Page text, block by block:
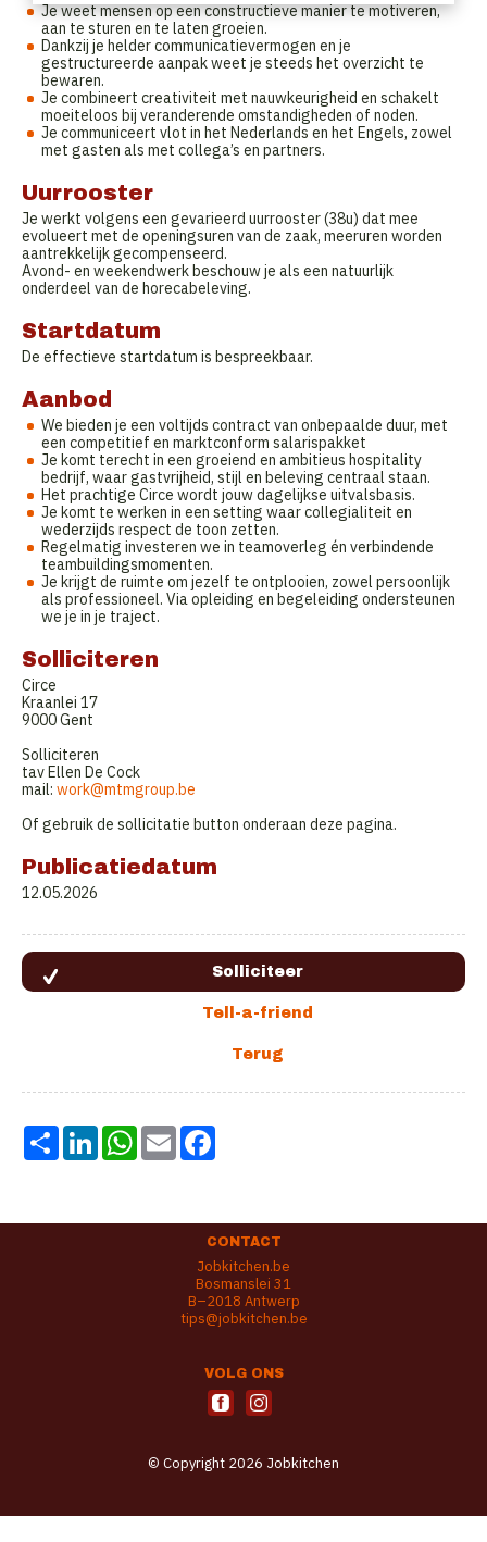
Je weet mensen op een constructieve manier te motiveren,
aan te sturen en te laten groeien.
Dankzij je helder communicatievermogen en je
gestructureerde aanpak weet je steeds het overzicht te
bewaren.
Je combineert creativiteit met nauwkeurigheid en schakelt
moeiteloos bij veranderende omstandigheden of noden.
Je communiceert vlot in het Nederlands en het Engels, zowel
met gasten als met collega’s en partners.
Uurrooster
Je werkt volgens een gevarieerd uurrooster (38u) dat mee
evolueert met de openingsuren van de zaak, meeruren worden
aantrekkelijk gecompenseerd.
Avond- en weekendwerk beschouw je als een natuurlijk
onderdeel van de horecabeleving.
Startdatum
De effectieve startdatum is bespreekbaar.
Aanbod
We bieden je een voltijds contract van onbepaalde duur, met
een competitief en marktconform salarispakket
Je komt terecht in een groeiend en ambitieus hospitality
bedrijf, waar gastvrijheid, stijl en beleving centraal staan.
Het prachtige Circe wordt jouw dagelijkse uitvalsbasis.
Je komt te werken in een setting waar collegialiteit en
wederzijds respect de toon zetten.
Regelmatig investeren we in teamoverleg én verbindende
teambuildingsmomenten.
Je krijgt de ruimte om jezelf te ontplooien, zowel persoonlijk
als professioneel. Via opleiding en begeleiding ondersteunen
we je in je traject.
Solliciteren
Circe
Kraanlei 17
9000 Gent
Solliciteren
tav Ellen De Cock
mail: work@mtmgroup.be
Of gebruik de sollicitatie button onderaan deze pagina.
Publicatiedatum
12.05.2026
Share LinkedInWhatsApp
Email
CONTACT
Jobkitchen.be
Bosmanslei 31
B–2018 Antwerp
tips@jobkitchen.be
VOLG ONS
© Copyright 2026 Jobkitchen